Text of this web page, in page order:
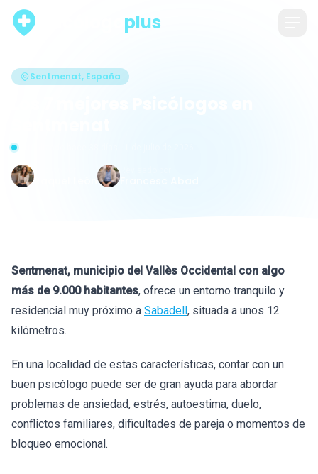
plus
Sentmenat, España
Actualizado hace 38 días · 1 de julio de 2026
Sentmenat, municipio del Vallès Occidental con algo
más de 9.000 habitantes, ofrece un entorno tranquilo y
residencial muy próximo a Sabadell, situada a unos 12
kilómetros.
En una localidad de estas características, contar con un
buen psicólogo puede ser de gran ayuda para abordar
problemas de ansiedad, estrés, autoestima, duelo,
conflictos familiares, dificultades de pareja o momentos de
bloqueo emocional.